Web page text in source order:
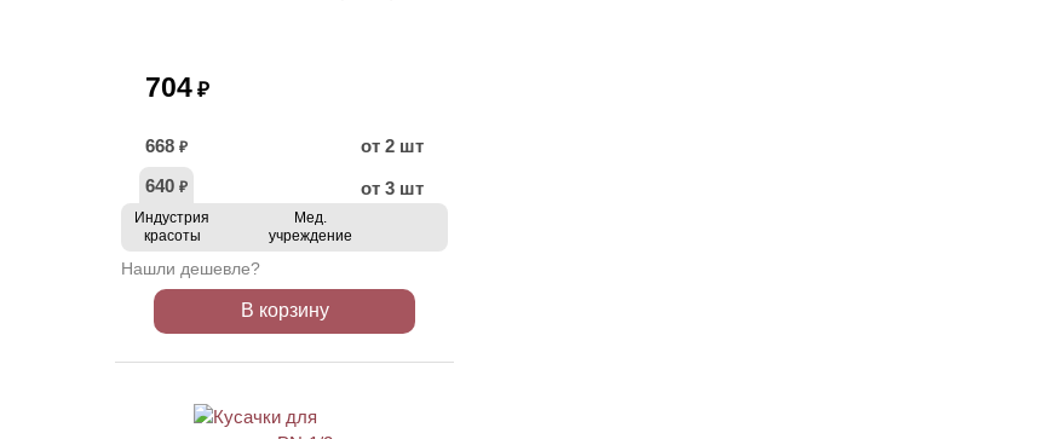
704 ₽
668 ₽
от 2 шт
640 ₽ от 3 шт
Индустрия
красоты
Мед.
учреждение
Нашли дешевле?
В корзину